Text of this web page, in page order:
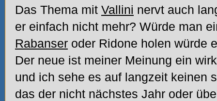
Das Thema mit Vallini nervt auch
er einfach nicht mehr? Würde man
Rabanser oder Ridone holen würde
Der neue ist meiner Meinung ein
und ich sehe es auf langzeit keinen
das der nicht nächstes Jahr oder